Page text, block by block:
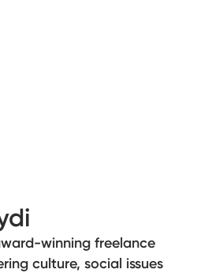
winning freelance
culture, social issues